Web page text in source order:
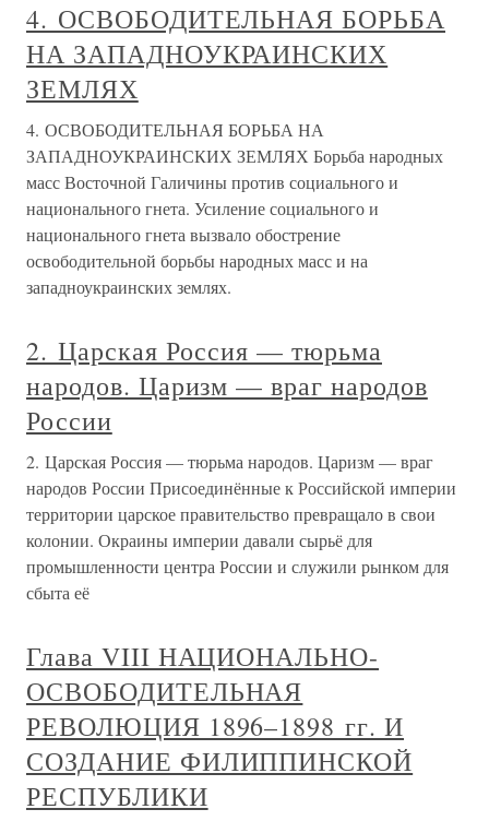
4. ОСВОБОДИТЕЛЬНАЯ БОРЬБА
НА ЗАПАДНОУКРАИНСКИХ
ЗЕМЛЯХ
4. ОСВОБОДИТЕЛЬНАЯ БОРЬБА НА
ЗАПАДНОУКРАИНСКИХ ЗЕМЛЯХ Борьба народных
масс Восточной Галичины против социального и
национального гнета. Усиление социального и
национального гнета вызвало обострение
освободительной борьбы народных масс и на
западноукраинских землях.
2. Царская Россия — тюрьма
народов. Царизм — враг народов
России
2. Царская Россия — тюрьма народов. Царизм — враг
народов России Присоединённые к Российской империи
территории царское правительство превращало в свои
колонии. Окраины империи давали сырьё для
промышленности центра России и служили рынком для
сбыта её
Глава VIII НАЦИОНАЛЬНО-
ОСВОБОДИТЕЛЬНАЯ
РЕВОЛЮЦИЯ 1896–1898 гг. И
СОЗДАНИЕ ФИЛИППИНСКОЙ
РЕСПУБЛИКИ